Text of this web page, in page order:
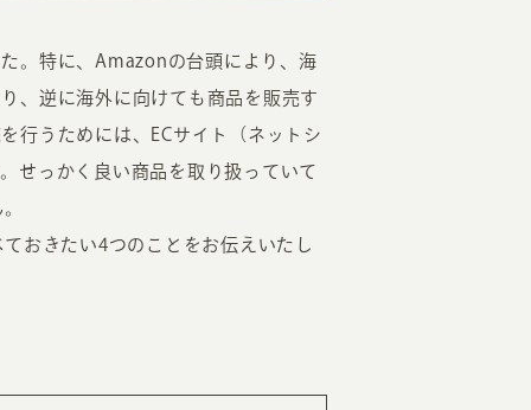
のホームページ制作
イアント専属チームによる戦略会議
。特に、Amazonの台頭により、海
、逆に海外に向けても商品を販売す
行うためには、ECサイト（ネットシ
せっかく良い商品を取り扱っていて
おきたい4つのことをお伝えいたし